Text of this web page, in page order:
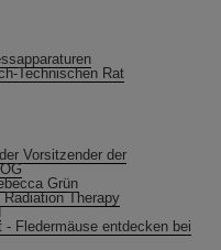
Technischen Rat
Vorsitzender der
Grün
Therapy
Fledermäuse entdecken bei